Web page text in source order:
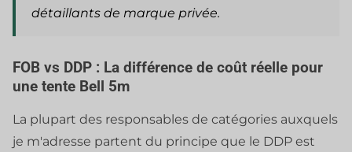
détaillants de marque privée.
FOB vs DDP : La différence de coût réelle pour
une tente Bell 5m
La plupart des responsables de catégories auxquels
je m'adresse partent du principe que le DDP est